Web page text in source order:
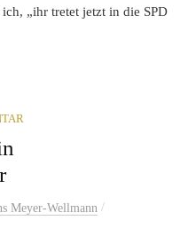
„ihr tretet jetzt in die SPD
Meyer-Wellmann /